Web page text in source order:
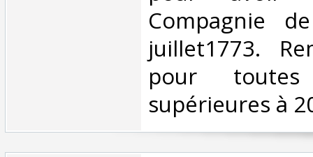
Compagnie
juillet1773.
pour toutes
supérieures à